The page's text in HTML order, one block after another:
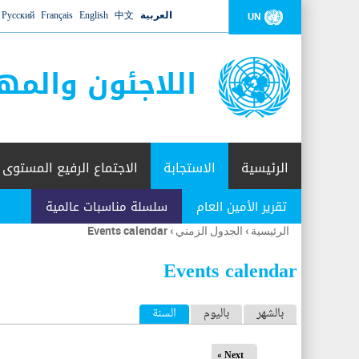
UN العربية 中文
English
Français
Русский
اللاجئون
الرئيسية الاستجابة
تقرير الأمين العام سلسلة مناسبات عالمية
الاجتماع الرفيع المستوى
أنت
هنا
الرئيسية › الجدول الزمني ›
Events calendar
Events calendar
ا بالشهر باليوم السنة (علامة التبويب النشطة)